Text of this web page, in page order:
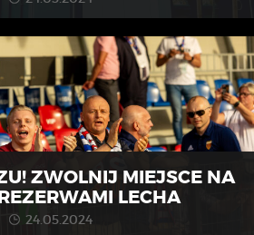
ZWOLNIJ MIEJSCE NA
LECHA
24.05.2024